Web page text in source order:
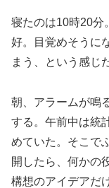
寝たのは10時20分
好。目覚めそうに
まう、という感じ
朝、アラームが鳴
する。午前中は統
めていた。そこで
開したら、何かの
構想のアイデアだ